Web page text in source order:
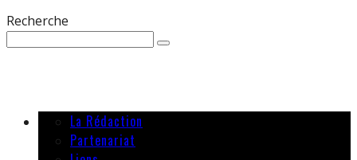
Recherche
La Rédaction
Partenariat